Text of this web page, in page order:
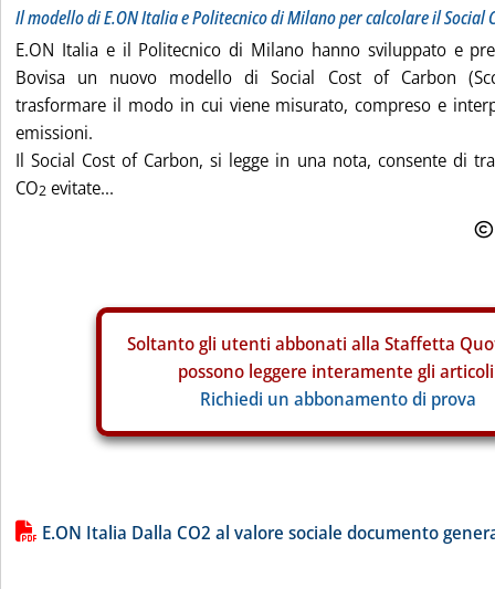
Il modello di E.ON Italia e Politecnico di Milano per calcolare il Social
E.ON Italia e il Politecnico di Milano hanno sviluppato e
Bovisa un nuovo modello di Social Cost of Carbon
trasformare il modo in cui viene misurato, compreso e
emissioni.
Il Social Cost of Carbon, si legge in una nota, consente di
CO2 evitate...
Soltanto gli utenti abbonati alla Staffetta
possono leggere interamente gli
Richiedi un abbonamento di prova
Lista allegati PDF alla notizia
E.ON Italia Dalla CO2 al valore sociale documento